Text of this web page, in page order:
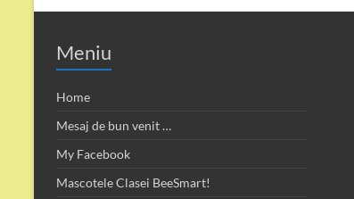
Meniu
Home
Mesaj de bun venit …
My Facebook
Mascotele Clasei BeeSmart!